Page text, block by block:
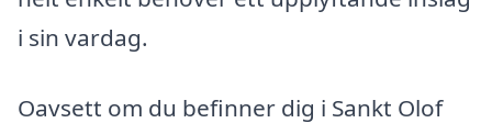
i sin vardag.
Oavsett om du befinner dig i Sankt Olof